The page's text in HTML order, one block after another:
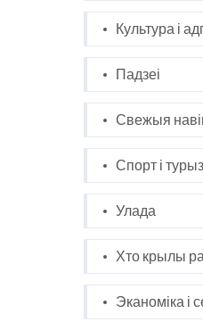
Культура і
Падзеі
Свежыя
Спорт і
Улада
Хто крылы
Эканоміка і